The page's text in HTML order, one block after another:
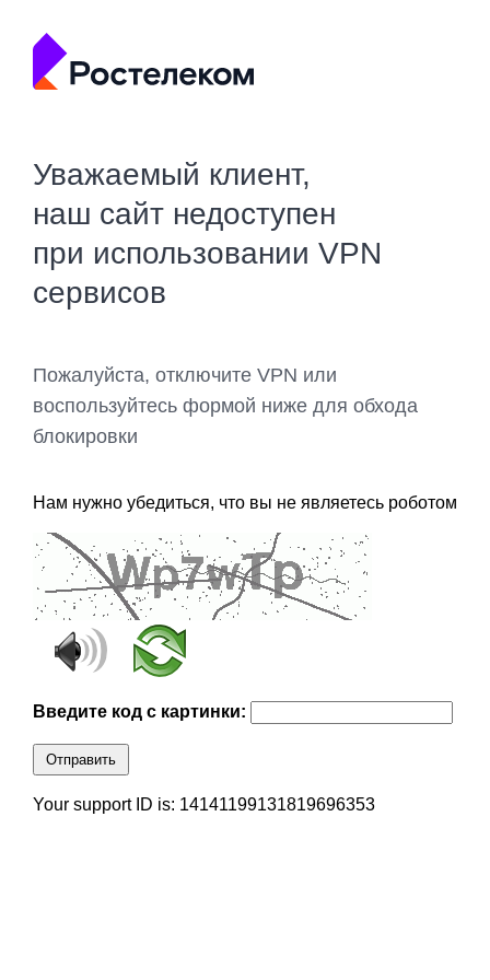
Уважаемый клиент,
наш сайт недоступен
при использовании VPN
сервисов
Пожалуйста, отключите VPN или
воспользуйтесь формой ниже для обхода
блокировки
Нам нужно убедиться, что вы не являетесь роботом
Введите код с картинки:
Отправить
Your support ID is: 14141199131819696353